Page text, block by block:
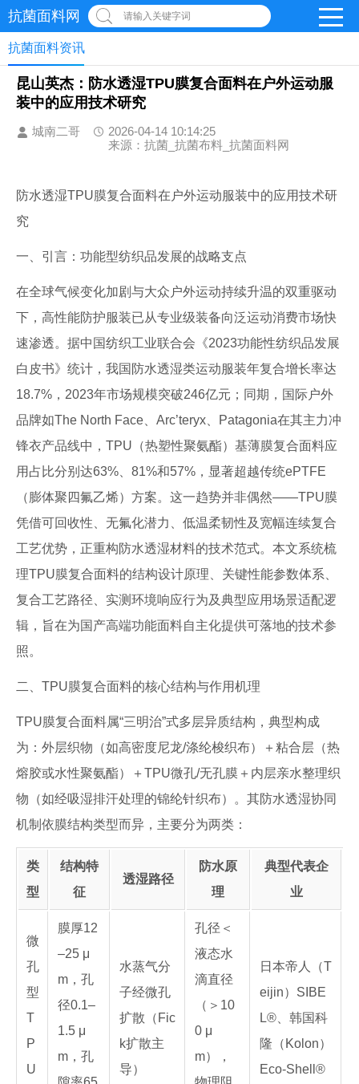
抗菌面料网 请输入关键字词
抗菌面料资讯
昆山英杰：防水透湿TPU膜复合面料在户外运动服
装中的应用技术研究
城南二哥
2026-04-14 10:14:25
来源：抗菌_抗菌布料_抗菌面料网
防水透湿TPU膜复合面料在户外运动服装中的应用技术研
究
一、引言：功能型纺织品发展的战略支点
在全球气候变化加剧与大众户外运动持续升温的双重驱动
下，高性能防护服装已从专业级装备向泛运动消费市场快
速渗透。据中国纺织工业联合会《2023功能性纺织品发展
白皮书》统计，我国防水透湿类运动服装年复合增长率达
18.7%，2023年市场规模突破246亿元；同期，国际户外
品牌如The North Face、Arc’teryx、Patagonia在其主力冲
锋衣产品线中，TPU（热塑性聚氨酯）基薄膜复合面料应
用占比分别达63%、81%和57%，显著超越传统ePTFE
（膨体聚四氟乙烯）方案。这一趋势并非偶然——TPU膜
凭借可回收性、无氟化潜力、低温柔韧性及宽幅连续复合
工艺优势，正重构防水透湿材料的技术范式。本文系统梳
理TPU膜复合面料的结构设计原理、关键性能参数体系、
复合工艺路径、实测环境响应行为及典型应用场景适配逻
辑，旨在为国产高端功能面料自主化提供可落地的技术参
照。
二、TPU膜复合面料的核心结构与作用机理
TPU膜复合面料属“三明治”式多层异质结构，典型构成
为：外层织物（如高密度尼龙/涤纶梭织布）＋粘合层（热
熔胶或水性聚氨酯）＋TPU微孔/无孔膜＋内层亲水整理织
物（如经吸湿排汗处理的锦纶针织布）。其防水透湿协同
机制依膜结构类型而异，主要分为两类：
类
型
结构特
征
透湿路径
防水原
理
典型代表企
业
微
孔
型
T
P
U
膜厚12
–25 μ
m，孔
径0.1–
1.5 μ
m，孔
水蒸气分
子经微孔
扩散（Fic
k扩散主
导）
孔径＜
液态水
滴直径
（＞10
0 μ
m），
日本帝人（T
eijin）SIBE
L®、韩国科
隆（Kolon）
Eco-Shell®